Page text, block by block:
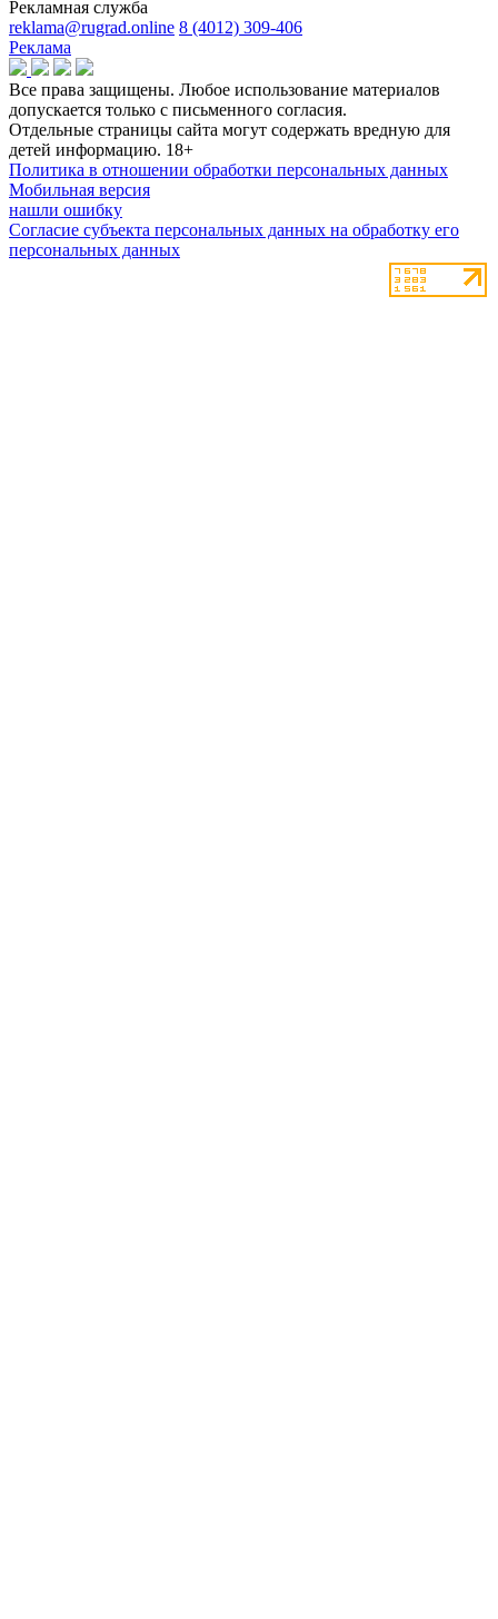
Рекламная служба
reklama@rugrad.online 8 (4012) 309-406
Реклама
Все права защищены. Любое использование материалов
допускается только с письменного согласия.
Отдельные страницы сайта могут содержать вредную для
детей информацию. 18+
Политика в отношении обработки персональных данных
Мобильная версия
нашли ошибку
Согласие субъекта персональных данных на обработку его
персональных данных